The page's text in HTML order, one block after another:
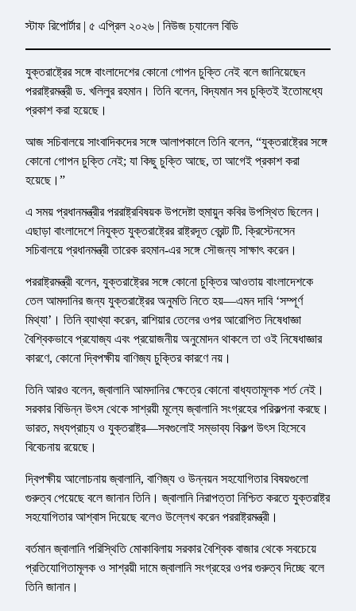
স্টাফ রিপোর্টার | ৫ এপ্রিল ২০২৬ | নিউজ চ্যানেল বিডি
যুক্তরাষ্ট্রের সঙ্গে বাংলাদেশের কোনো গোপন চুক্তি নেই বলে জানিয়েছেন
পররাষ্ট্রমন্ত্রী ড. খলিলুর রহমান। তিনি বলেন, বিদ্যমান সব চুক্তিই ইতোমধ্যে
প্রকাশ করা হয়েছে।
আজ সচিবালয়ে সাংবাদিকদের সঙ্গে আলাপকালে তিনি বলেন, “যুক্তরাষ্ট্রের সঙ্গে
কোনো গোপন চুক্তি নেই; যা কিছু চুক্তি আছে, তা আগেই প্রকাশ করা
হয়েছে।”
এ সময় প্রধানমন্ত্রীর পররাষ্ট্রবিষয়ক উপদেষ্টা হুমায়ুন কবির উপস্থিত ছিলেন।
এছাড়া বাংলাদেশে নিযুক্ত যুক্তরাষ্ট্রের রাষ্ট্রদূত ব্রেন্ট টি. ক্রিস্টেনসেন
সচিবালয়ে প্রধানমন্ত্রী তারেক রহমান-এর সঙ্গে সৌজন্য সাক্ষাৎ করেন।
পররাষ্ট্রমন্ত্রী বলেন, যুক্তরাষ্ট্রের সঙ্গে কোনো চুক্তির আওতায় বাংলাদেশকে
তেল আমদানির জন্য যুক্তরাষ্ট্রের অনুমতি নিতে হয়—এমন দাবি ‘সম্পূর্ণ
মিথ্যা’। তিনি ব্যাখ্যা করেন, রাশিয়ার তেলের ওপর আরোপিত নিষেধাজ্ঞা
বৈশ্বিকভাবে প্রযোজ্য এবং প্রয়োজনীয় অনুমোদন থাকলে তা ওই নিষেধাজ্ঞার
কারণে, কোনো দ্বিপক্ষীয় বাণিজ্য চুক্তির কারণে নয়।
তিনি আরও বলেন, জ্বালানি আমদানির ক্ষেত্রে কোনো বাধ্যতামূলক শর্ত নেই।
সরকার বিভিন্ন উৎস থেকে সাশ্রয়ী মূল্যে জ্বালানি সংগ্রহের পরিকল্পনা করছে।
ভারত, মধ্যপ্রাচ্য ও যুক্তরাষ্ট্র—সবগুলোই সম্ভাব্য বিকল্প উৎস হিসেবে
বিবেচনায় রয়েছে।
দ্বিপক্ষীয় আলোচনায় জ্বালানি, বাণিজ্য ও উন্নয়ন সহযোগিতার বিষয়গুলো
গুরুত্ব পেয়েছে বলে জানান তিনি। জ্বালানি নিরাপত্তা নিশ্চিত করতে যুক্তরাষ্ট্র
সহযোগিতার আশ্বাস দিয়েছে বলেও উল্লেখ করেন পররাষ্ট্রমন্ত্রী।
বর্তমান জ্বালানি পরিস্থিতি মোকাবিলায় সরকার বৈশ্বিক বাজার থেকে সবচেয়ে
প্রতিযোগিতামূলক ও সাশ্রয়ী দামে জ্বালানি সংগ্রহের ওপর গুরুত্ব দিচ্ছে বলে
তিনি জানান।